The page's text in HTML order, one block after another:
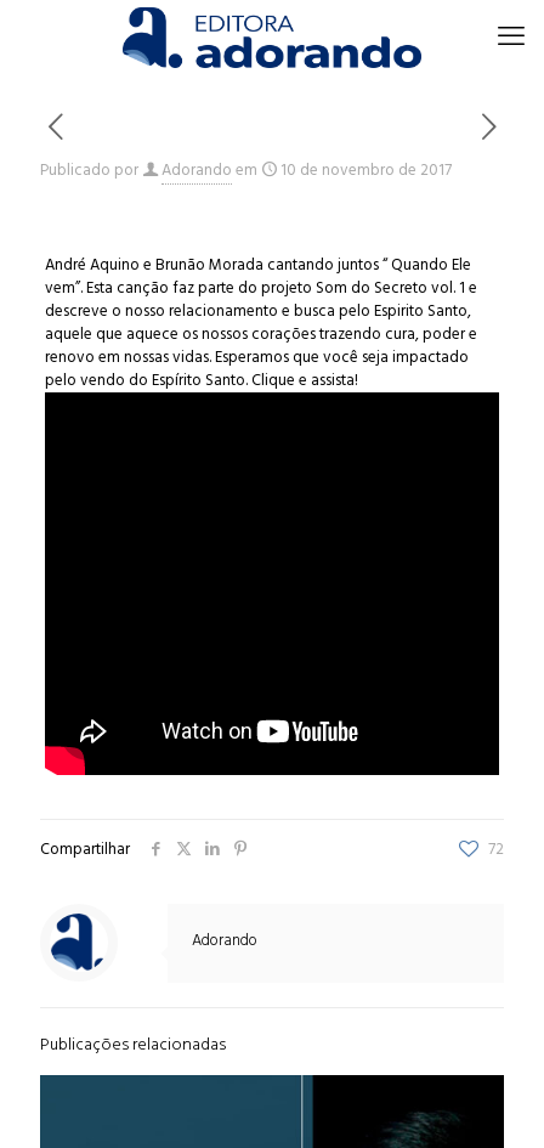
Publicado por Adorandoem 10 de novembro de 2017
André Aquino e Brunão Morada cantando juntos “ Quando Ele
vem”. Esta canção faz parte do projeto Som do Secreto vol. 1 e
descreve o nosso relacionamento e busca pelo Espirito Santo,
aquele que aquece os nossos corações trazendo cura, poder e
renovo em nossas vidas. Esperamos que você seja impactado
pelo vendo do Espírito Santo. Clique e assista!
Compartilhar 72
Adorando
Publicações relacionadas